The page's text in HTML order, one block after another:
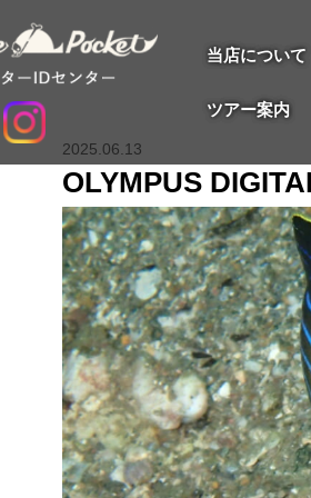
当店について
ツアー案内
2025.06.13
OLYMPUS